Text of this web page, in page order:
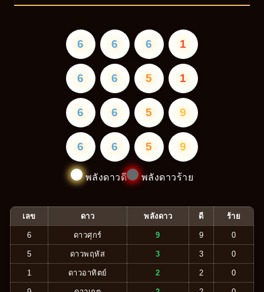
6 6 6 1
6 6 5 1
6 6 5 9
6 6 5 9
พลังดาวดี พลังดาวร้าย
เลข ดาว พลังดาว ดี ร้าย
6 ดาวศุกร์ 9 9 0
5 ดาวพฤหัส 3 3 0
1 ดาวอาทิตย์ 2 2 0